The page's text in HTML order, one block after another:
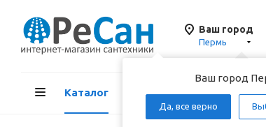
Ваш город
Пермь
Ваш город
Да, все верно
Каталог Акции